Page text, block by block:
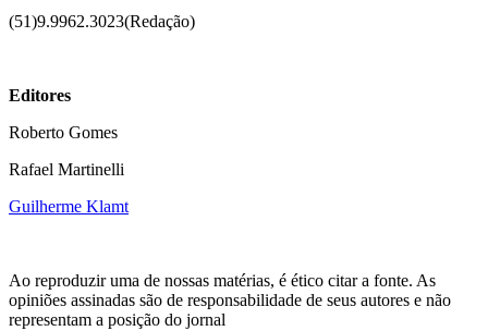
(51)9.9962.3023(Redação)
Editores
Roberto Gomes
Rafael Martinelli
Guilherme Klamt
Ao reproduzir uma de nossas matérias, é ético citar a fonte. As
opiniões assinadas são de responsabilidade de seus autores e não
representam a posição do jornal